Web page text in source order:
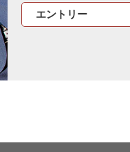
エントリー